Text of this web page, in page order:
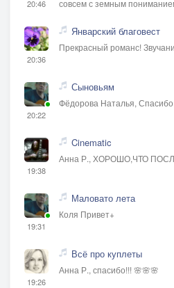
20:46
совсем с земным
20:36
Январский благовест
Прекрасный романс!
20:22
Сыновьям
Фёдорова Наталья, Спасибо
19:38
Cinematic
Анна Р., ХОРОШО,ЧТО
19:31
Маловато лета
Коля Привет+
19:26
Всё про куплеты
Анна Р., спасибо!!! 🌸🌸🌸